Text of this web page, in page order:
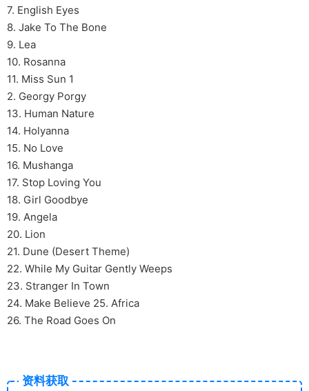
7. English Eyes
8. Jake To The Bone
9. Lea
10. Rosanna
11. Miss Sun 1
2. Georgy Porgy
13. Human Nature
14. Holyanna
15. No Love
16. Mushanga
17. Stop Loving You
18. Girl Goodbye
19. Angela
20. Lion
21. Dune (Desert Theme)
22. While My Guitar Gently Weeps
23. Stranger In Town
24. Make Believe 25. Africa
26. The Road Goes On
资料获取